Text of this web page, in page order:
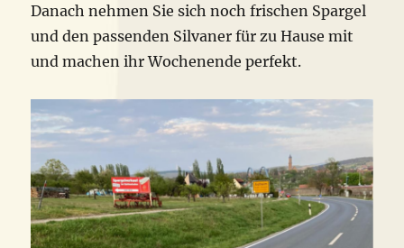
Danach nehmen Sie sich noch frischen Spargel
und den passenden Silvaner für zu Hause mit
und machen ihr Wochenende perfekt.